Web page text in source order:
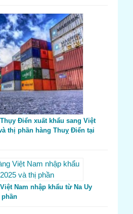
Điển xuất khẩu sang Việt
thị phần hàng Thuỵ Điển tại
Nam nhập khẩu từ Na Uy
phần